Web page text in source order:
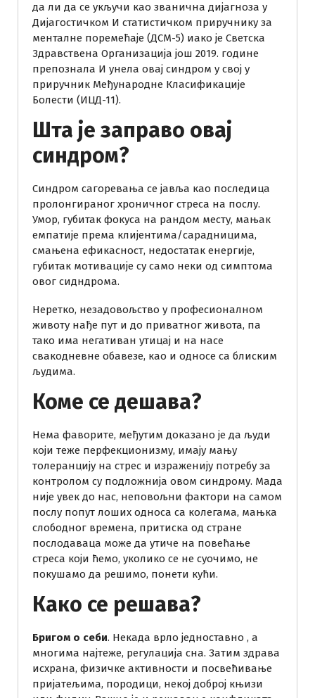
да ли да се укључи као званична дијагноза у
Дијагостичком И статистичком приручнику за
менталне поремећаје (ДСМ-5) иако је Светска
Здравствена Организација још 2019. године
препознала И унела овај синдром у свој у
приручник Међународне Класификације
Болести (ИЦД-11).
Шта је заправо овај
синдром?
Синдром сагоревања се јавља као последица
пролонгираног хроничног стреса на послу.
Умор, губитак фокуса на рандом месту, мањак
емпатије према клијентима/сарадницима,
смањена ефикасност, недостатак енергије,
губитак мотивације су само неки од симптома
овог сидндрома.
Неретко, незадовољство у професионалном
животу нађе пут и до приватног живота, па
тако има негативан утицај и на насе
свакодневне обавезе, као и односе са блиским
људима.
Коме се дешава?
Нема фаворите, међутим доказано је да људи
који теже перфекционизму, имају мању
толеранцију на стрес и израженију потребу за
контролом су подложнија овом синдрому. Мада
није увек до нас, неповољни фактори на самом
послу попут лоших односа са колегама, мањка
слободног времена, притиска од стране
послодаваца може да утиче на повећање
стреса који ћемо, уколико се не суочимо, не
покушамо да решимо, понети кући.
Како се решава?
Бригом о себи. Некада врло једноставно , а
многима најтеже, регулација сна. Затим здрава
исхрана, физичке активности и посвећивање
пријатељима, породици, некој доброј књизи